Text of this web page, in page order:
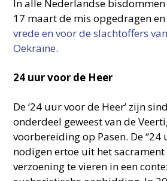
In alle Nederlandse
17 maart de mis opgedragen en
vrede en voor de slachtoffers
Oekraïne.
24 uur voor de Heer
De ‘24 uur voor de Heer’ zijn
onderdeel geweest van de
voorbereiding op Pasen. De “24
nodigen ertoe uit het sacrament
verzoening te vieren in een